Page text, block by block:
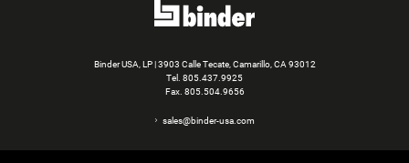
Binder USA, LP | 3903 Calle Tecate, Camarillo, CA 93012
Tel. 805.437.9925
Fax. 805.504.9656
sales@binder-usa.com